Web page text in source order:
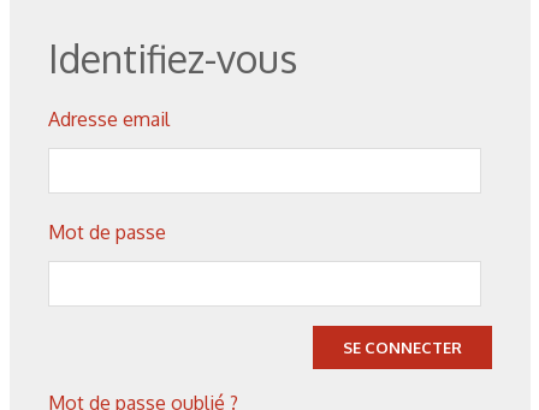
Identifiez-vous
Adresse email
Mot de passe
SE CONNECTER
Mot de passe oublié ?